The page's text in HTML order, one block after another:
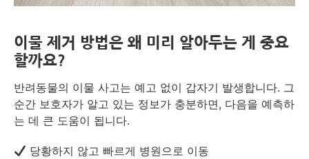
이물 제거 방법은 왜 미리 알아두는 게 중요
할까요?
반려동물의 이물 사고는 예고 없이 갑자기 발생합니다. 그
순간 보호자가 알고 있는 정보가 충분하면, 다음을 예측하
는 데 큰 도움이 됩니다.
당황하지 않고 빠르게 병원으로 이동